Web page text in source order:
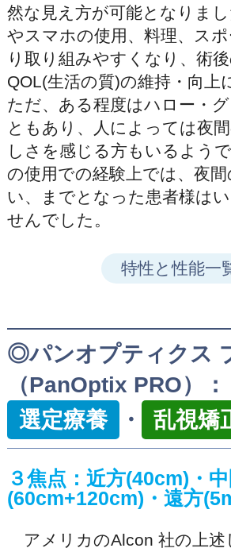
然な見え方が可能となりま
やスマホの使用、料理、ス
り取り組みやすくなり、術
QOL(生活の質)の維持・向上
ただ、ある程度はハロー・
ともあり、人によっては夜
しさを感じる方もいるよう
の使用での経験上では、夜
い、までとなった患者様は
せんでした。
特性と性能一
◎パンオプティクス
（PanOptix PRO）：
選定療養
・ 乱視矯
３焦点：近方(40cm)・中
(60cm+120cm)・遠方
アメリカのAlcon 社の上述